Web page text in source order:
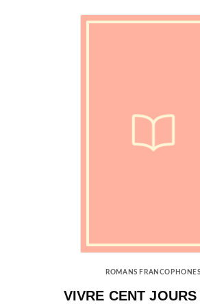
ROMANS FRANCOPHONES
VIVRE CENT JOURS